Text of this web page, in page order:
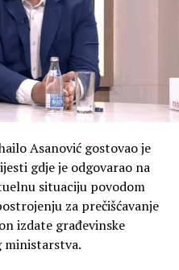
Asanović gostovao je
gdje je odgovarao na
situaciju povodom
za prečišćavanje
izdate građevinske
ministarstva.